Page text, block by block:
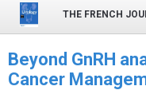
THE FRENCH
Beyond GnRH
Cancer